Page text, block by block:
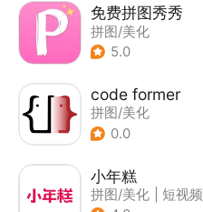
免费拼图秀秀
拼图/美化
5.0
code former
拼图/美化
0.0
小年糕
拼图/美化
短视频